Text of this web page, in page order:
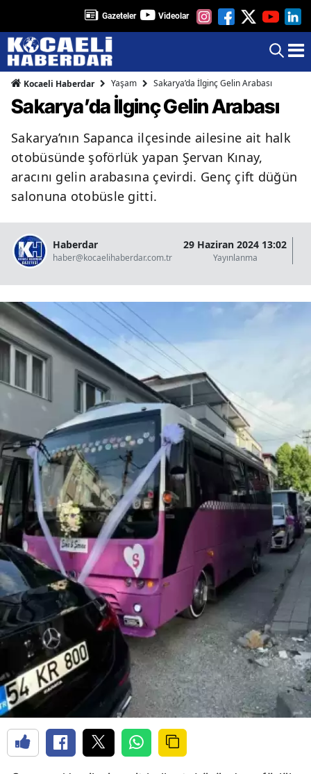
Gazeteler Videolar
Kocaeli Haberdar Yaşam Sakarya’da İlginç Gelin Arabası
Sakarya’da İlginç Gelin Arabası
Sakarya’nın Sapanca ilçesinde ailesine ait halk
otobüsünde şoförlük yapan Şervan Kınay,
aracını gelin arabasına çevirdi. Genç çift düğün
salonuna otobüsle gitti.
Haberdar
haber@kocaelihaberdar.com.tr
29 Haziran 2024 13:02
Yayınlanma